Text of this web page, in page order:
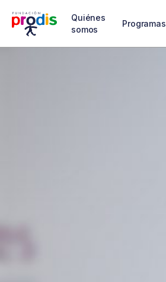
Quiénes
somos
Programas